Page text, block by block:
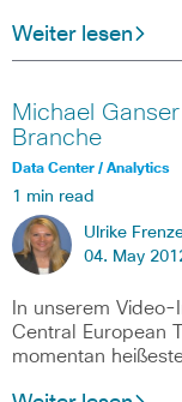
Weiter lesen
Michael
Branche
Data Center / Analytics
1 min read
Ulrike
04. May
In unserem
Central European
momentan